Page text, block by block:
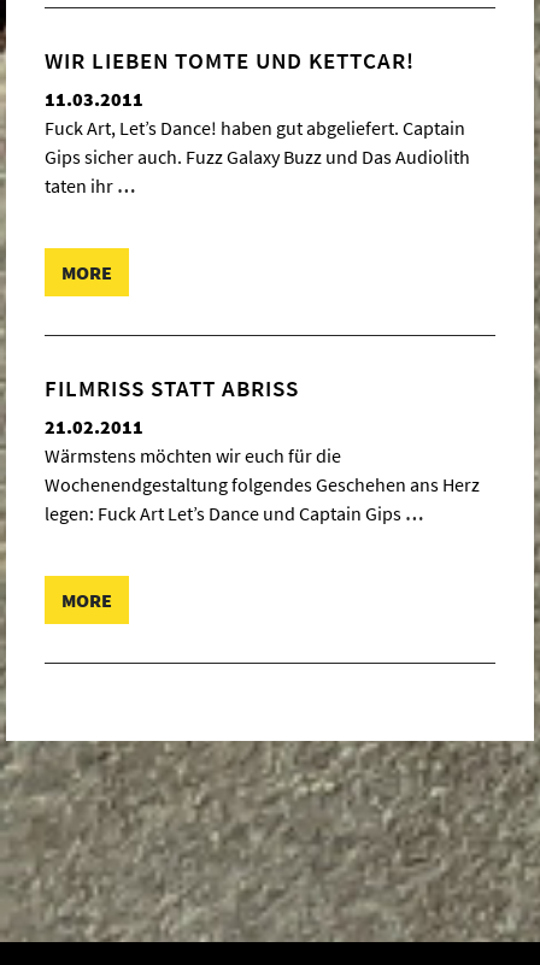
WIR LIEBEN TOMTE UND KETTCAR!
11.03.2011
Fuck Art, Let’s Dance! haben gut abgeliefert. Captain
Gips sicher auch. Fuzz Galaxy Buzz und Das Audiolith
taten ihr …
MORE
FILMRISS STATT ABRISS
21.02.2011
Wärmstens möchten wir euch für die
Wochenendgestaltung folgendes Geschehen ans Herz
legen: Fuck Art Let’s Dance und Captain Gips …
MORE